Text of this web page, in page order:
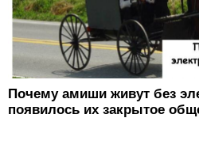
Почему амиши живут без
появилось их закрытое